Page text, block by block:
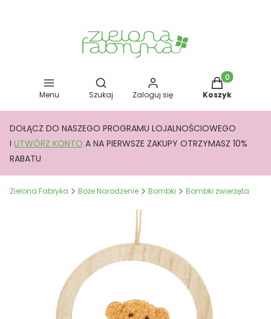
Menu
Otwórz wyszukiwarkę
Szukaj Zaloguj się
Produkty w
Koszyk
DOŁĄCZ DO NASZEGO PROGRAMU LOJALNOŚCIOWEGO
I UTWÓRZ KONTO A NA PIERWSZE ZAKUPY OTRZYMASZ 10%
RABATU
Zielona Fabryka Boże Narodzenie Bombki Bombki zwierzęta